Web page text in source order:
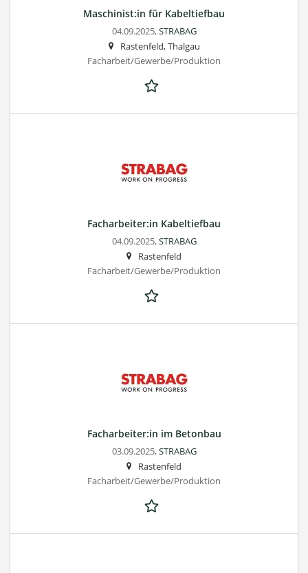
Maschinist:in für Kabeltiefbau
04.09.2025,STRABAG
Rastenfeld, Thalgau
Facharbeit/Gewerbe/Produktion
Facharbeiter:in Kabeltiefbau
04.09.2025,STRABAG
Rastenfeld
Facharbeit/Gewerbe/Produktion
Facharbeiter:in im Betonbau
03.09.2025,STRABAG
Rastenfeld
Facharbeit/Gewerbe/Produktion